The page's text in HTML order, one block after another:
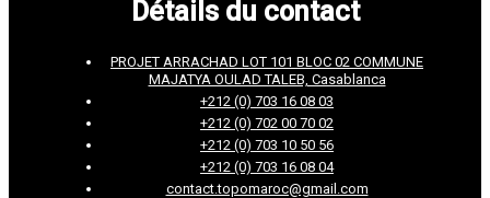
Détails du contact
PROJET ARRACHAD LOT 101 BLOC 02 COMMUNE
MAJATYA OULAD TALEB, Casablanca
+212 (0) 703 16 08 03
+212 (0) 702 00 70 02
+212 (0) 703 10 50 56
+212 (0) 703 16 08 04
contact.topomaroc@gmail.com